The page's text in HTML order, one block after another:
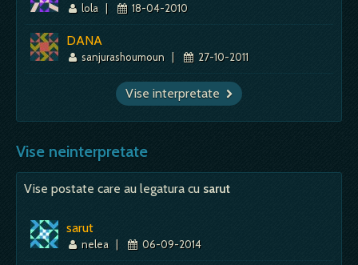
lola | 18-04-2010
DANA
sanjurashoumoun | 27-10-2011
Vise interpretate
Vise neinterpretate
Vise postate care au legatura cu sarut
sarut
nelea | 06-09-2014